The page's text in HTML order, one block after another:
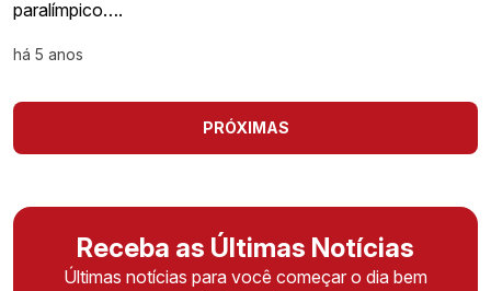
paralímpico….
há 5 anos
PRÓXIMAS
Receba as Últimas Notícias
Últimas notícias para você começar o dia bem